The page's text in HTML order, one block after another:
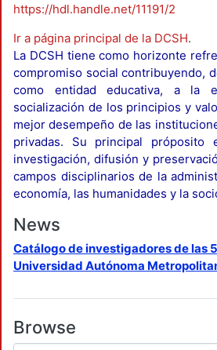
https://hdl.handle.net/11191/2
Ir a página principal de la DCSH.
La DCSH tiene como horizonte
compromiso social contribuyendo,
como entidad educativa, a la
socialización de los principios y
mejor desempeño de las
privadas. Su principal próposito
investigación, difusión y
campos disciplinarios de la
economía, las humanidades y la
News
Catálogo de investigadores de las
Universidad Autónoma
Browse